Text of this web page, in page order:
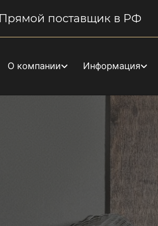
Прямой поставщик в РФ
О компании Информация